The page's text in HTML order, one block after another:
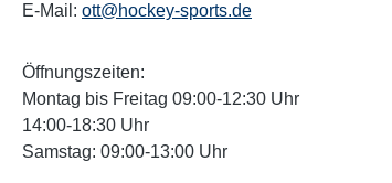
E-Mail: ott@hockey-sports.de
Öffnungszeiten:
Montag bis Freitag 09:00-12:30 Uhr
14:00-18:30 Uhr
Samstag: 09:00-13:00 Uhr